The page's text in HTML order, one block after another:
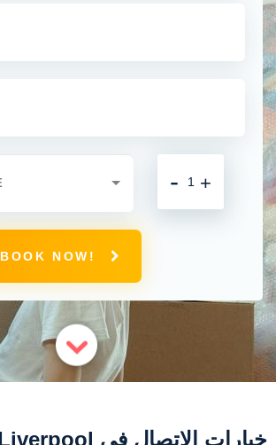
+
-
BOOK NOW!
خيارات الاتصال في Moving to Liverpool